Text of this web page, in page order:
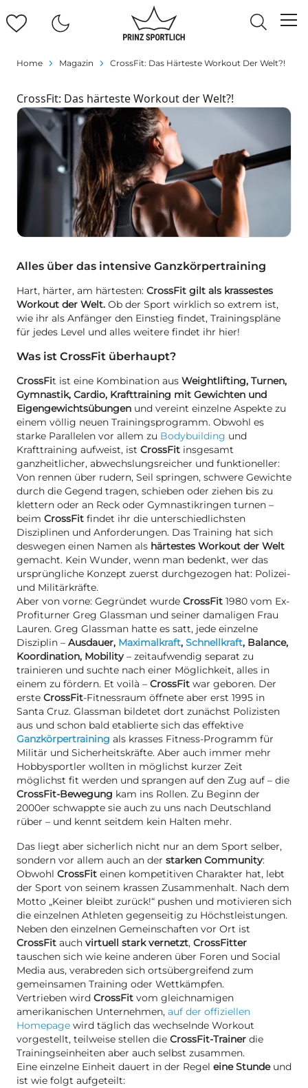
Home Magazin CrossFit: Das Härteste Workout Der Welt?!
CrossFit: Das härteste Workout der Welt?!
Alles über das intensive Ganzkörpertraining
Hart, härter, am härtesten: CrossFit gilt als krassestes
Workout der Welt. Ob der Sport wirklich so extrem ist,
wie ihr als Anfänger den Einstieg findet, Trainingspläne
für jedes Level und alles weitere findet ihr hier!
Was ist CrossFit überhaupt?
CrossFit ist eine Kombination aus Weightlifting, Turnen,
Gymnastik, Cardio, Krafttraining mit Gewichten und
Eigengewichtsübungen und vereint einzelne Aspekte zu
einem völlig neuen Trainingsprogramm. Obwohl es
starke Parallelen vor allem zu Bodybuilding und
Krafttraining aufweist, ist CrossFit insgesamt
ganzheitlicher, abwechslungsreicher und funktioneller:
Von rennen über rudern, Seil springen, schwere Gewichte
durch die Gegend tragen, schieben oder ziehen bis zu
klettern oder an Reck oder Gymnastikringen turnen –
beim CrossFit findet ihr die unterschiedlichsten
Disziplinen und Anforderungen. Das Training hat sich
deswegen einen Namen als härtestes Workout der Welt
gemacht. Kein Wunder, wenn man bedenkt, wer das
ursprüngliche Konzept zuerst durchgezogen hat: Polizei-
und Militärkräfte.
Aber von vorne: Gegründet wurde CrossFit 1980 vom Ex-
Profiturner Greg Glassman und seiner damaligen Frau
Lauren. Greg Glassman hatte es satt, jede einzelne
Disziplin – Ausdauer, Maximalkraft, Schnellkraft, Balance,
Koordination, Mobility – zeitaufwendig separat zu
trainieren und suchte nach einer Möglichkeit, alles in
einem zu fördern. Et voilà – CrossFit war geboren. Der
erste CrossFit-Fitnessraum öffnete aber erst 1995 in
Santa Cruz. Glassman bildetet dort zunächst Polizisten
aus und schon bald etablierte sich das effektive
Ganzkörpertraining als krasses Fitness-Programm für
Militär und Sicherheitskräfte. Aber auch immer mehr
Hobbysportler wollten in möglichst kurzer Zeit
möglichst fit werden und sprangen auf den Zug auf – die
CrossFit-Bewegung kam ins Rollen. Zu Beginn der
2000er schwappte sie auch zu uns nach Deutschland
rüber – und kennt seitdem kein Halten mehr.
Das liegt aber sicherlich nicht nur an dem Sport selber,
sondern vor allem auch an der starken Community:
Obwohl CrossFit einen kompetitiven Charakter hat, lebt
der Sport von seinem krassen Zusammenhalt. Nach dem
Motto „Keiner bleibt zurück!“ pushen und motivieren sich
die einzelnen Athleten gegenseitig zu Höchstleistungen.
Neben den einzelnen Gemeinschaften vor Ort ist
CrossFit auch virtuell stark vernetzt, CrossFitter
tauschen sich wie keine anderen über Foren und Social
Media aus, verabreden sich ortsübergreifend zum
gemeinsamen Training oder Wettkämpfen.
Vertrieben wird CrossFit vom gleichnamigen
amerikanischen Unternehmen, auf der offiziellen
Homepage wird täglich das wechselnde Workout
vorgestellt, teilweise stellen die CrossFit-Trainer die
Trainingseinheiten aber auch selbst zusammen.
Eine einzelne Einheit dauert in der Regel eine Stundeund
ist wie folgt aufgeteilt: